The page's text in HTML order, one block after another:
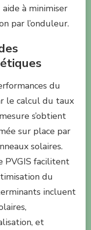
à minimiser
par l’onduleur.
du
le calcul du taux
s’obtient
sur place par
solaires.
PVGIS facilitent
du
incluent
et